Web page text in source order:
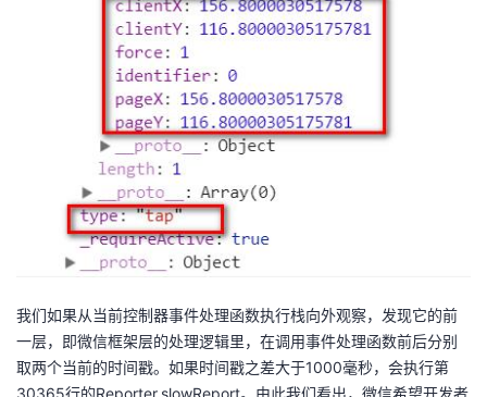
我们如果从当前控制器事件处理函数执行栈向外观察，发现它的前
一层，即微信框架层的处理逻辑里，在调用事件处理函数前后分别
取两个当前的时间戳。如果时间戳之差大于1000毫秒，会执行第